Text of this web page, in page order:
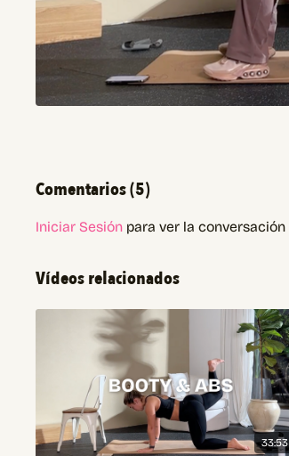
Comentarios (5)
Iniciar Sesión para ver la conversación
Vídeos relacionados
33:53